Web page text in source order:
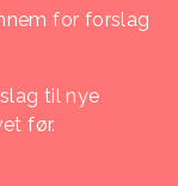
for forslag
til nye
før.